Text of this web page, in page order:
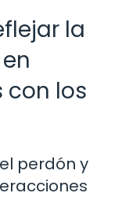
la
con los
perdón y